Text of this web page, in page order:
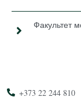
Факультет
+373 22 244 810